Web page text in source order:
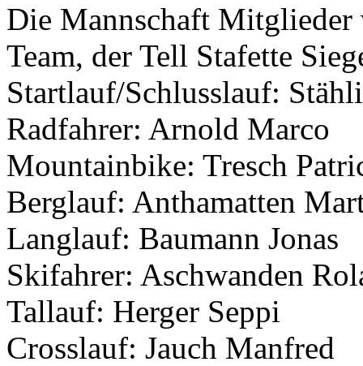
Die Mannschaft Mitglieder
Team, der Tell Stafette
Startlauf/Schlusslauf:
Radfahrer: Arnold Marco
Mountainbike: Tresch
Berglauf: Anthamatten
Langlauf: Baumann Jonas
Skifahrer: Aschwanden
Tallauf: Herger Seppi
Crosslauf: Jauch Manfred